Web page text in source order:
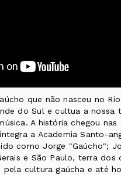
que não nasceu no
do Sul e cultua a
A história chegou
a Academia Santo-
como Jorge "Gaúcho";
e São Paulo, terra
pela cultura gaúcha e até